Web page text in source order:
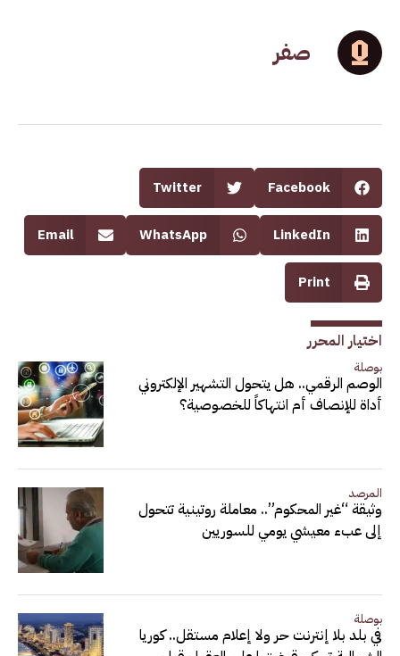
صفر
Facebook
Twitter
LinkedIn
WhatsApp
Email
Print
اختيار المحرر
بوصلة
الوصم الرقمي.. هل يتحول التشهير الإلكتروني
أداة للإنصاف أم انتهاكاً للخصوصية؟
المرصد
وثيقة “غير المحكوم”.. معاملة روتينية تتحول
إلى عبء معيشي يومي للسوريين
بوصلة
في بلد بلا إنترنت حر ولا إعلام مستقل.. كوريا